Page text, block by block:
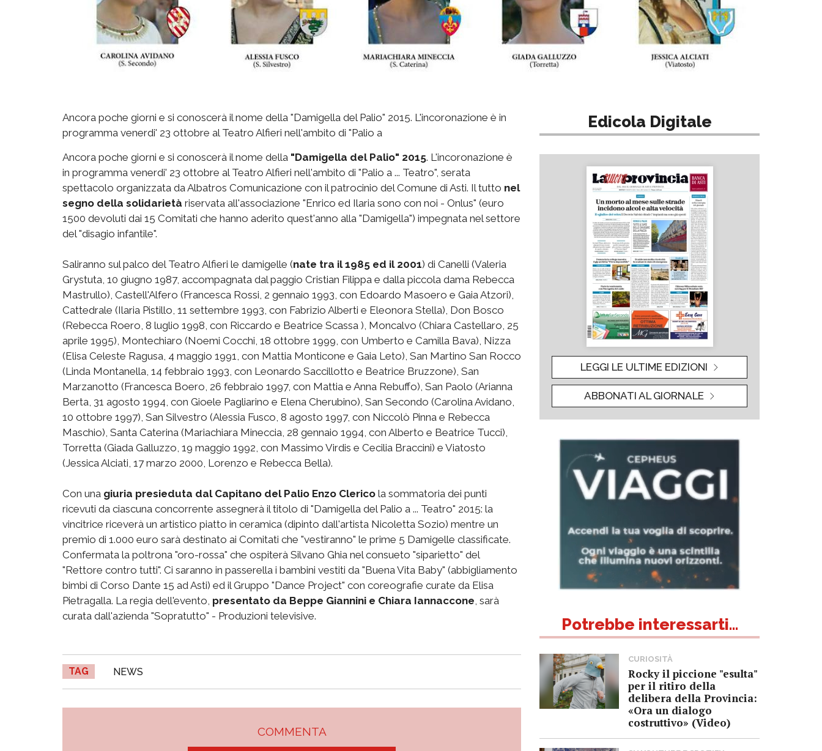
Ancora poche giorni e si conoscerà il nome della "Damigella del Palio" 2015. L'incoronazione è in
programma venerdi' 23 ottobre al Teatro Alfieri nell'ambito di "Palio a
Ancora poche giorni e si conoscerà il nome della "Damigella del Palio" 2015. L'incoronazione è
in programma venerdi' 23 ottobre al Teatro Alfieri nell'ambito di "Palio a ... Teatro", serata
spettacolo organizzata da Albatros Comunicazione con il patrocinio del Comune di Asti. Il tutto nel
segno della solidarietà riservata all'associazione "Enrico ed Ilaria sono con noi - Onlus" (euro
1500 devoluti dai 15 Comitati che hanno aderito quest'anno alla "Damigella") impegnata nel settore
del "disagio infantile".
Saliranno sul palco del Teatro Alfieri le damigelle (nate tra il 1985 ed il 2001) di Canelli (Valeria
Grystuta, 10 giugno 1987, accompagnata dal paggio Cristian Filippa e dalla piccola dama Rebecca
Mastrullo), Castell'Alfero (Francesca Rossi, 2 gennaio 1993, con Edoardo Masoero e Gaia Atzori),
Cattedrale (Ilaria Pistillo, 11 settembre 1993, con Fabrizio Alberti e Eleonora Stella), Don Bosco
(Rebecca Roero, 8 luglio 1998, con Riccardo e Beatrice Scassa ), Moncalvo (Chiara Castellaro, 25
aprile 1995), Montechiaro (Noemi Cocchi, 18 ottobre 1999, con Umberto e Camilla Bava), Nizza
(Elisa Celeste Ragusa, 4 maggio 1991, con Mattia Monticone e Gaia Leto), San Martino San Rocco
(Linda Montanella, 14 febbraio 1993, con Leonardo Saccillotto e Beatrice Bruzzone), San
Marzanotto (Francesca Boero, 26 febbraio 1997, con Mattia e Anna Rebuffo), San Paolo (Arianna
Berta, 31 agosto 1994, con Gioele Pagliarino e Elena Cherubino), San Secondo (Carolina Avidano,
10 ottobre 1997), San Silvestro (Alessia Fusco, 8 agosto 1997, con Niccolò Pinna e Rebecca
Maschio), Santa Caterina (Mariachiara Mineccia, 28 gennaio 1994, con Alberto e Beatrice Tucci),
Torretta (Giada Galluzzo, 19 maggio 1992, con Massimo Virdis e Cecilia Braccini) e Viatosto
(Jessica Alciati, 17 marzo 2000, Lorenzo e Rebecca Bella).
Con una giuria presieduta dal Capitano del Palio Enzo Clerico la sommatoria dei punti
ricevuti da ciascuna concorrente assegnerà il titolo di "Damigella del Palio a ... Teatro" 2015: la
vincitrice riceverà un artistico piatto in ceramica (dipinto dall'artista Nicoletta Sozio) mentre un
premio di 1.000 euro sarà destinato ai Comitati che "vestiranno" le prime 5 Damigelle classificate.
Confermata la poltrona "oro-rossa" che ospiterà Silvano Ghia nel consueto "siparietto" del
"Rettore contro tutti". Ci saranno in passerella i bambini vestiti da "Buena Vita Baby" (abbigliamento
bimbi di Corso Dante 15 ad Asti) ed il Gruppo "Dance Project" con coreografie curate da Elisa
Pietragalla. La regia dell'evento, presentato da Beppe Giannini e Chiara Iannaccone , sarà
curata dall'azienda "Sopratutto" - Produzioni televisive.
TAG NEWS
COMMENTA
Edicola Digitale
LEGGI LE ULTIME EDIZIONI
ABBONATI AL GIORNALE
Potrebbe interessarti...
CURIOSITÀ
Rocky il piccione "esulta"
per il ritiro della
delibera della Provincia:
«Ora un dialogo
costruttivo» (Video)